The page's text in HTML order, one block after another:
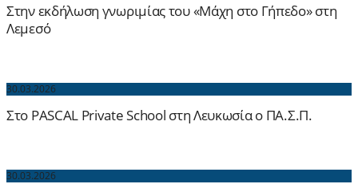
Στην εκδήλωση γνωριμίας του «Μάχη στο Γήπεδο» στη
Λεμεσό
30.03.2026
Στο PASCAL Private School στη Λευκωσία ο ΠΑ.Σ.Π.
30.03.2026